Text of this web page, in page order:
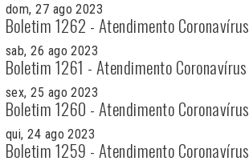
dom, 27 ago 2023
Boletim 1262 - Atendimento Coronavírus
sab, 26 ago 2023
Boletim 1261 - Atendimento Coronavírus
sex, 25 ago 2023
Boletim 1260 - Atendimento Coronavírus
qui, 24 ago 2023
Boletim 1259 - Atendimento Coronavírus